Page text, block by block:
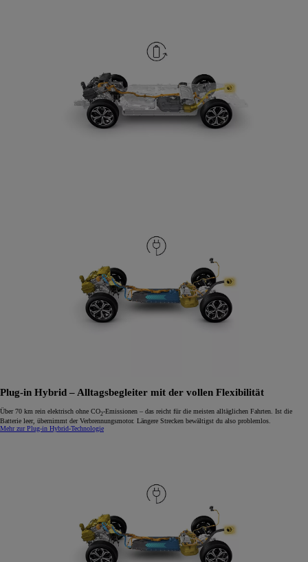
Plug-in Hybrid – Alltagsbegleiter mit der vollen Flexibilität
Über 70 km rein elektrisch ohne CO2-Emissionen – das reicht für die meisten alltäglichen Fahrten. Ist die
Batterie leer, übernimmt der Verbrennungsmotor. Längere Strecken bewältigst du also problemlos.
Mehr zur Plug-in Hybrid-Technologie